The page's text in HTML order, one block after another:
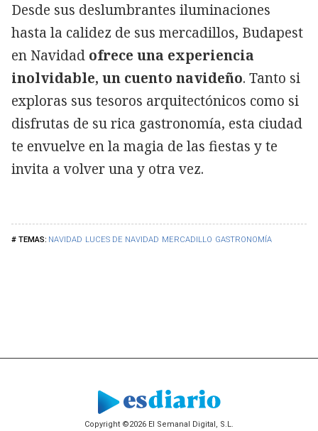
NAVIDAD LUCES DE NAVIDAD MERCADILLO GASTRONOMÍA
Desde sus deslumbrantes iluminaciones
hasta la calidez de sus mercadillos, Budapest
en Navidad ofrece una experiencia
inolvidable, un cuento navideño. Tanto si
exploras sus tesoros arquitectónicos como si
disfrutas de su rica gastronomía, esta ciudad
te envuelve en la magia de las fiestas y te
invita a volver una y otra vez.
Copyright ©2026 El Semanal Digital, S.L.